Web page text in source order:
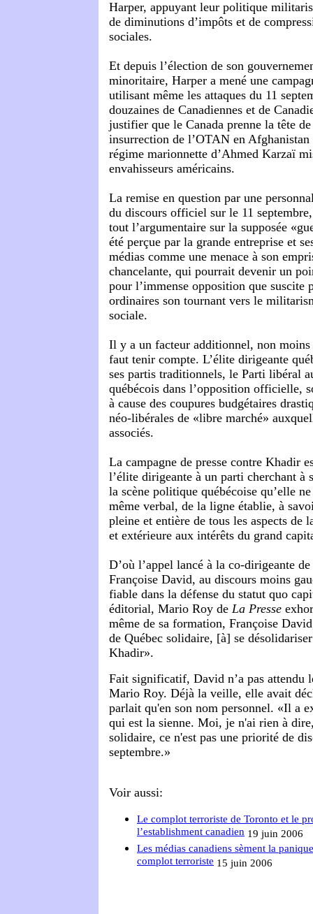
Harper, appuyant leur politique
de diminutions d’impôts et de
sociales.
Et depuis l’élection de son
minoritaire, Harper a mené une
utilisant même les attaques du 11
douzaines de Canadiennes et de
justifier que le Canada prenne la tête
insurrection de l’OTAN en
régime marionnette d’Ahmed Karzaï
envahisseurs américains.
La remise en question par une
du discours officiel sur le 11
tout l’argumentaire sur la supposée
été perçue par la grande entreprise et
médias comme une menace à son
chancelante, qui pourrait devenir un
pour l’immense opposition que suscite
ordinaires son tournant vers le
sociale.
Il y a un facteur additionnel, non
faut tenir compte. L’élite dirigeante
ses partis traditionnels, le Parti libéral
québécois dans l’opposition officielle,
à cause des coupures budgétaires
néo-libérales de «libre marché»
associés.
La campagne de presse contre Khadir
l’élite dirigeante à un parti cherchant à
la scène politique québécoise qu’elle
même verbal, de la ligne établie, à
pleine et entière de tous les aspects de
et extérieure aux intérêts du grand
D’où l’appel lancé à la co-dirigeante
Françoise David, au discours moins
fiable dans la défense du statut quo
éditorial, Mario Roy de La Presse
même de sa formation, Françoise
de Québec solidaire, [à] se
Khadir».
Fait significatif, David n’a pas attendu
Mario Roy. Déjà la veille, elle avait
parlait qu'en son nom personnel. «Il a
qui est la sienne. Moi, je n'ai rien à
solidaire, ce n'est pas une priorité de
septembre.»
Voir aussi:
Le complot terroriste de Toronto et le
l’establishment canadien 19 juin 2006
Les médias canadiens sèment la
complot terroriste 15 juin 2006